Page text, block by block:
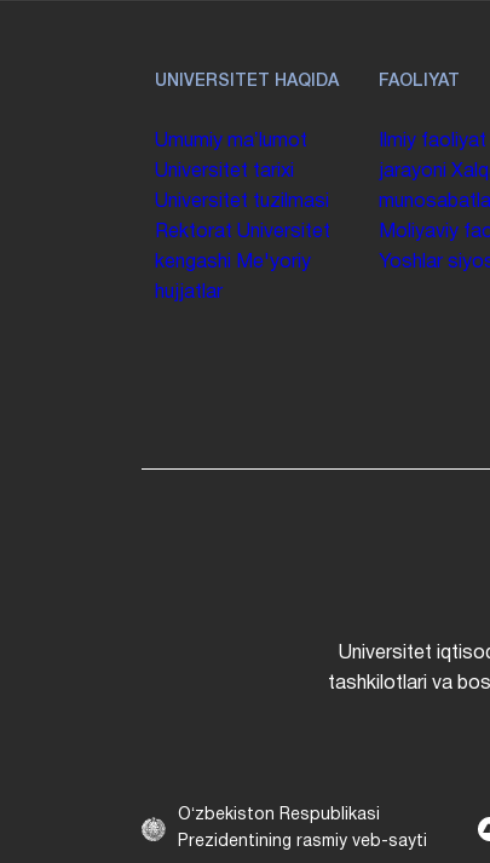
UNIVERSITET HAQIDA
Umumiy maʼlumot
Universitet tarixi
Universitet tuzilmasi
Rektorat Universitet
kengashi
Me'yoriy
hujjatlar
FAOLIYAT
Ilmiy faoliyat
jarayoni
Moliyaviy
Yoshlar
Universitet
tashkilotlari va
Oʻzbekiston Respublikasi
Prezidentining rasmiy veb-sayti